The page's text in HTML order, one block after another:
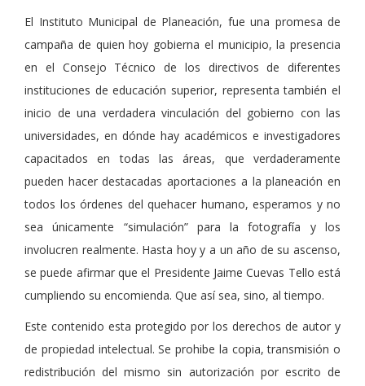
El Instituto Municipal de Planeación, fue una promesa de
campaña de quien hoy gobierna el municipio, la presencia
en el Consejo Técnico de los directivos de diferentes
instituciones de educación superior, representa también el
inicio de una verdadera vinculación del gobierno con las
universidades, en dónde hay académicos e investigadores
capacitados en todas las áreas, que verdaderamente
pueden hacer destacadas aportaciones a la planeación en
todos los órdenes del quehacer humano, esperamos y no
sea únicamente “simulación” para la fotografía y los
involucren realmente. Hasta hoy y a un año de su ascenso,
se puede afirmar que el Presidente Jaime Cuevas Tello está
cumpliendo su encomienda. Que así sea, sino, al tiempo.
Este contenido esta protegido por los derechos de autor y
de propiedad intelectual. Se prohibe la copia, transmisión o
redistribución del mismo sin autorización por escrito de